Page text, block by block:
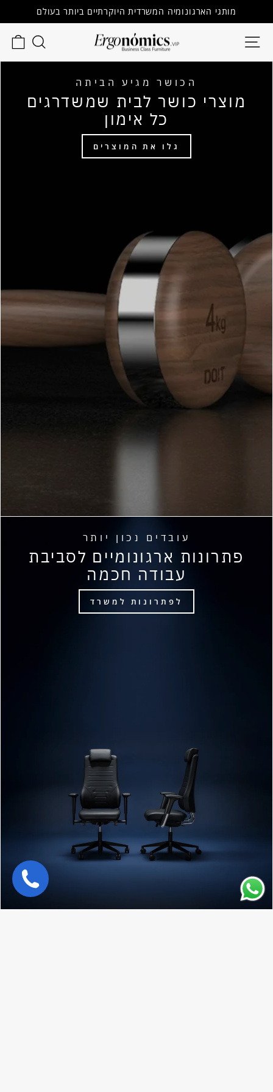
לתוכן
השהה
מצגת
מותגי הארגונומיה המשרדית היוקרתיים ביותר בעולם
הכושר מגיע הביתה
מוצרי כושר לבית שמשדרגים
כל אימון
גלו את המוצרים
עובדים נכון יותר
פתרונות ארגונומיים לסביבת
עבודה חכמה
לפתרונות למשרד